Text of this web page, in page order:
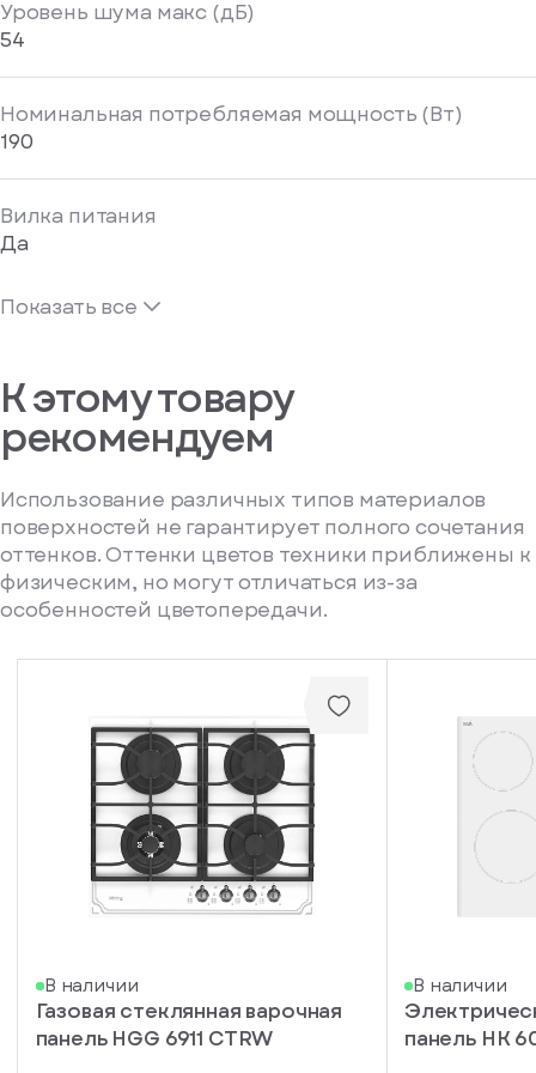
Уровень шума макс (дБ)
54
Номинальная потребляемая мощность (Вт)
190
Вилка питания
Да
Показать все
К этому товару
рекомендуем
Использование различных типов материалов
поверхностей не гарантирует полного сочетания
оттенков. Оттенки цветов техники приближены к
физическим, но могут отличаться из-за
особенностей цветопередачи.
В наличии
Газовая стеклянная варочная
панель HGG 6911 CTRW
В наличии
панель HK